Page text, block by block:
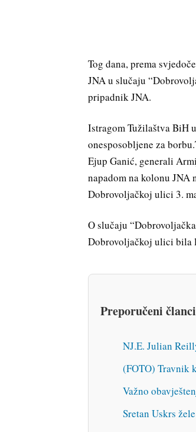
Tog dana, prema
JNA u slučaju
pripadnik JNA.
Istragom Tužilaštva BiH
onesposobljene za
Ejup Ganić, generali
napadom na kolonu
Dobrovoljačkoj ulici 3.
O slučaju
Dobrovoljačkoj ulici bila
Preporučeni članci
NJ.E. Julian
(FOTO) Travnik
Važno
Sretan Uskrs